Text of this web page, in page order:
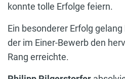
konnte tolle Erfolge feiern.
Ein besonderer Erfolg gelang
der im Einer-Bewerb den
Rang erreichte.